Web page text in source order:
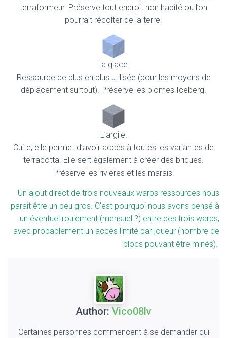
terraformeur. Préserve tout endroit non habité ou l’on
pourrait récolter de la terre.
La glace.
Ressource de plus en plus utilisée (pour les moyens de
déplacement surtout). Préserve les biomes Iceberg.
L’argile.
Cuite, elle permet d’avoir accès à toutes les variantes de
terracotta. Elle sert également à créer des briques.
Préserve les rivières et les marais.
Un ajout direct de trois nouveaux warps ressources nous
parait être un peu gros. C’est pourquoi nous avons pensé à
un éventuel roulement (mensuel ?) entre ces trois warps,
avec probablement un accès limité par joueur (nombre de
blocs pouvant être minés).
Author: Vico08lv
Certaines personnes commencent à se demander qui